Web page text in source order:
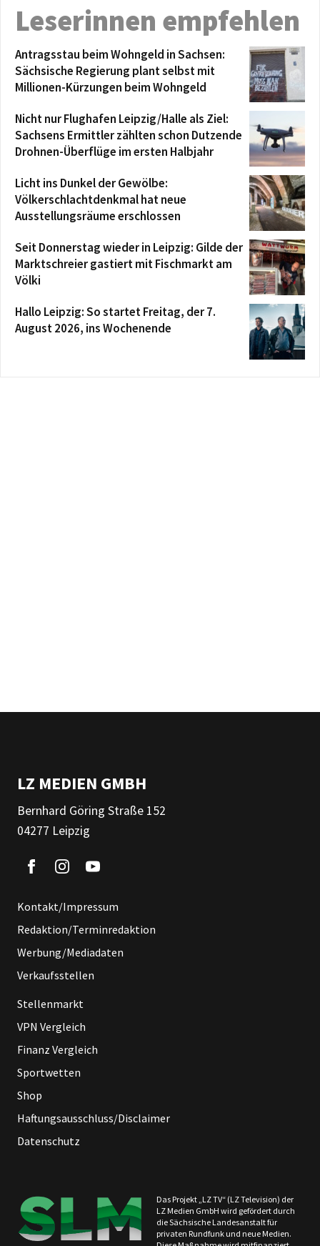
Leserinnen empfehlen
Antragsstau beim Wohngeld in Sachsen:
Sächsische Regierung plant selbst mit
Millionen-Kürzungen beim Wohngeld
Nicht nur Flughafen Leipzig/Halle als Ziel:
Sachsens Ermittler zählten schon Dutzende
Drohnen-Überflüge im ersten Halbjahr
Licht ins Dunkel der Gewölbe:
Völkerschlachtdenkmal hat neue
Ausstellungsräume erschlossen
Seit Donnerstag wieder in Leipzig: Gilde der
Marktschreier gastiert mit Fischmarkt am
Völki
Hallo Leipzig: So startet Freitag, der 7.
August 2026, ins Wochenende
LZ MEDIEN GMBH
Bernhard Göring Straße 152
04277 Leipzig
Kontakt/Impressum
Redaktion/Terminredaktion
Werbung/Mediadaten
Verkaufsstellen
Stellenmarkt
VPN Vergleich
Finanz Vergleich
Sportwetten
Shop
Haftungsausschluss/Disclaimer
Datenschutz
Das Projekt „LZ TV“ (LZ Television) der
LZ Medien GmbH wird gefördert durch
die Sächsische Landesanstalt für
privaten Rundfunk und neue Medien.